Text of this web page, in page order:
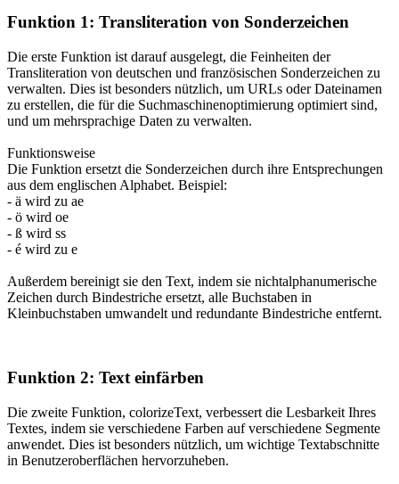
Funktion 1: Transliteration von Sonderzeichen
Die erste Funktion ist darauf ausgelegt, die Feinheiten der
Transliteration von deutschen und französischen Sonderzeichen zu
verwalten. Dies ist besonders nützlich, um URLs oder Dateinamen
zu erstellen, die für die Suchmaschinenoptimierung optimiert sind,
und um mehrsprachige Daten zu verwalten.
Funktionsweise
Die Funktion ersetzt die Sonderzeichen durch ihre Entsprechungen
aus dem englischen Alphabet. Beispiel:
- ä wird zu ae
- ö wird oe
- ß wird ss
- é wird zu e
Außerdem bereinigt sie den Text, indem sie nichtalphanumerische
Zeichen durch Bindestriche ersetzt, alle Buchstaben in
Kleinbuchstaben umwandelt und redundante Bindestriche entfernt.
Funktion 2: Text einfärben
Die zweite Funktion, colorizeText, verbessert die Lesbarkeit Ihres
Textes, indem sie verschiedene Farben auf verschiedene Segmente
anwendet. Dies ist besonders nützlich, um wichtige Textabschnitte
in Benutzeroberflächen hervorzuheben.